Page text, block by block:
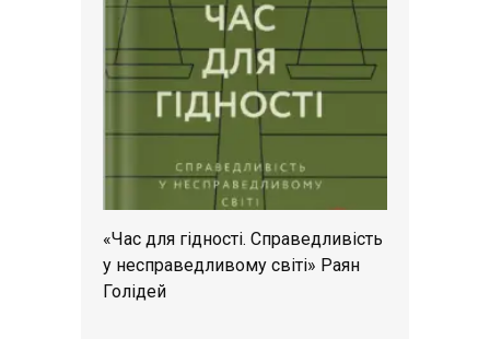
«Час для гідності. Справедливість
у несправедливому світі» Раян
Голідей